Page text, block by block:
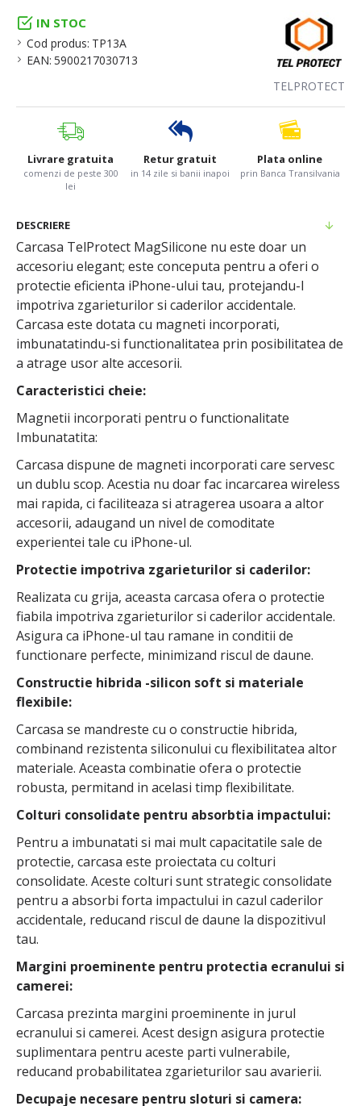
IN STOC
Cod produs: TP13A
EAN: 5900217030713
TELPROTECT
Livrare gratuita
comenzi de peste 300
lei
Retur gratuit
in 14 zile si banii inapoi
Plata online
prin Banca Transilvania
DESCRIERE
Carcasa TelProtect MagSilicone nu este doar un
accesoriu elegant; este conceputa pentru a oferi o
protectie eficienta iPhone-ului tau, protejandu-l
impotriva zgarieturilor si caderilor accidentale.
Carcasa este dotata cu magneti incorporati,
imbunatatindu-si functionalitatea prin posibilitatea de
a atrage usor alte accesorii.
Caracteristici cheie:
Magnetii incorporati pentru o functionalitate
Imbunatatita:
Carcasa dispune de magneti incorporati care servesc
un dublu scop. Acestia nu doar fac incarcarea wireless
mai rapida, ci faciliteaza si atragerea usoara a altor
accesorii, adaugand un nivel de comoditate
experientei tale cu iPhone-ul.
Protectie impotriva zgarieturilor si caderilor:
Realizata cu grija, aceasta carcasa ofera o protectie
fiabila impotriva zgarieturilor si caderilor accidentale.
Asigura ca iPhone-ul tau ramane in conditii de
functionare perfecte, minimizand riscul de daune.
Constructie hibrida -silicon soft si materiale
flexibile:
Carcasa se mandreste cu o constructie hibrida,
combinand rezistenta siliconului cu flexibilitatea altor
materiale. Aceasta combinatie ofera o protectie
robusta, permitand in acelasi timp flexibilitate.
Colturi consolidate pentru absorbtia impactului:
Pentru a imbunatati si mai mult capacitatile sale de
protectie, carcasa este proiectata cu colturi
consolidate. Aceste colturi sunt strategic consolidate
pentru a absorbi forta impactului in cazul caderilor
accidentale, reducand riscul de daune la dispozitivul
tau.
Margini proeminente pentru protectia ecranului si
camerei:
Carcasa prezinta margini proeminente in jurul
ecranului si camerei. Acest design asigura protectie
suplimentara pentru aceste parti vulnerabile,
reducand probabilitatea zgarieturilor sau avarierii.
Decupaje necesare pentru sloturi si camera: